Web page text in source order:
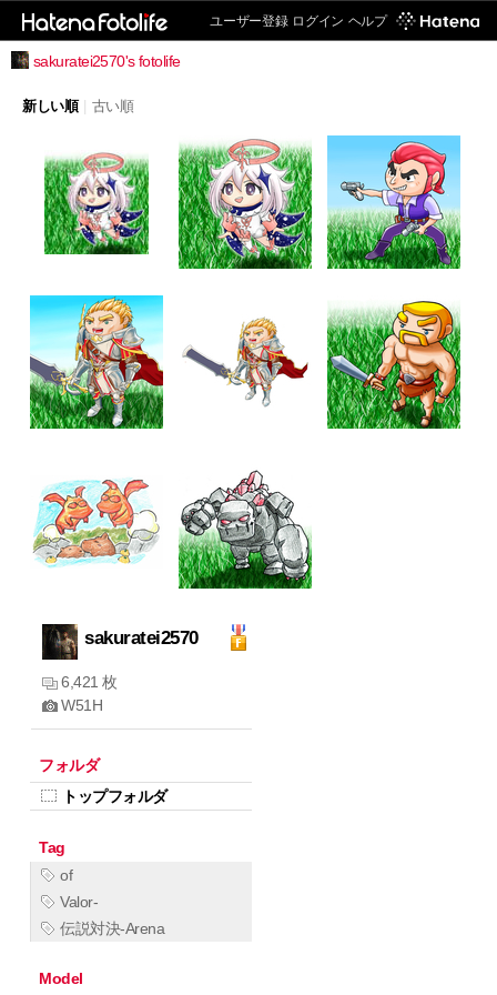
ユーザー登録 ログイン ヘルプ
sakuratei2570's fotolife
新しい順 古い順
sakuratei2570
6,421 枚
W51H
フォルダ
トップフォルダ
Tag
of
Valor-
伝説対決-Arena
Model